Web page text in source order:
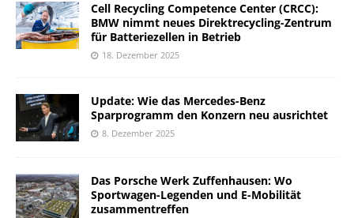
Cell Recycling Competence Center (CRCC):
BMW nimmt neues Direktrecycling-Zentrum
für Batteriezellen in Betrieb
18. Dezember 2025
Update: Wie das Mercedes-Benz
Sparprogramm den Konzern neu ausrichtet
8. Dezember 2025
Das Porsche Werk Zuffenhausen: Wo
Sportwagen-Legenden und E-Mobilität
zusammentreffen